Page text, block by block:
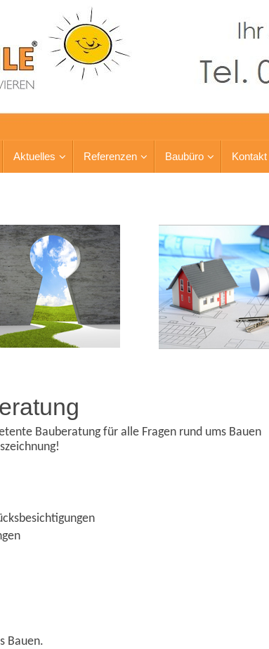
Aktuelles Referenzen Baubüro Kontakt
Bauberatung für alle Fragen rund ums Bauen
Bauen.